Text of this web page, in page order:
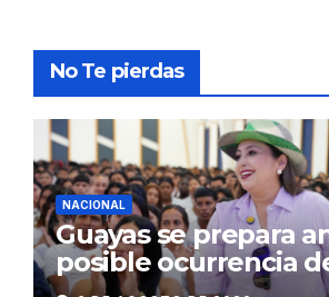
No Te pierdas
NACIONAL
Guayas se prepara
posible ocurrencia
fenómeno de El